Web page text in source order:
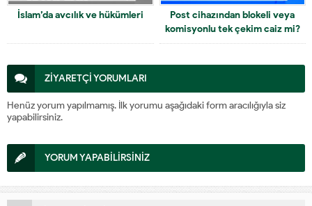
İslam’da avcılık ve hükümleri
Post cihazından blokeli veya
komisyonlu tek çekim caiz mi?
ZİYARETÇİ YORUMLARI
Henüz yorum yapılmamış. İlk yorumu aşağıdaki form aracılığıyla siz
yapabilirsiniz.
YORUM YAPABİLİRSİNİZ